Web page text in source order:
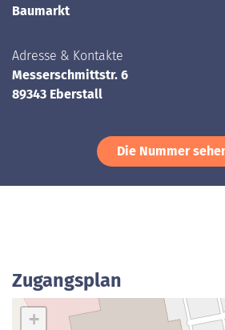
Baumarkt
Adresse & Kontakte
Messerschmittstr. 6
89343 Eberstall
Die Nummer
Zugangsplan
+